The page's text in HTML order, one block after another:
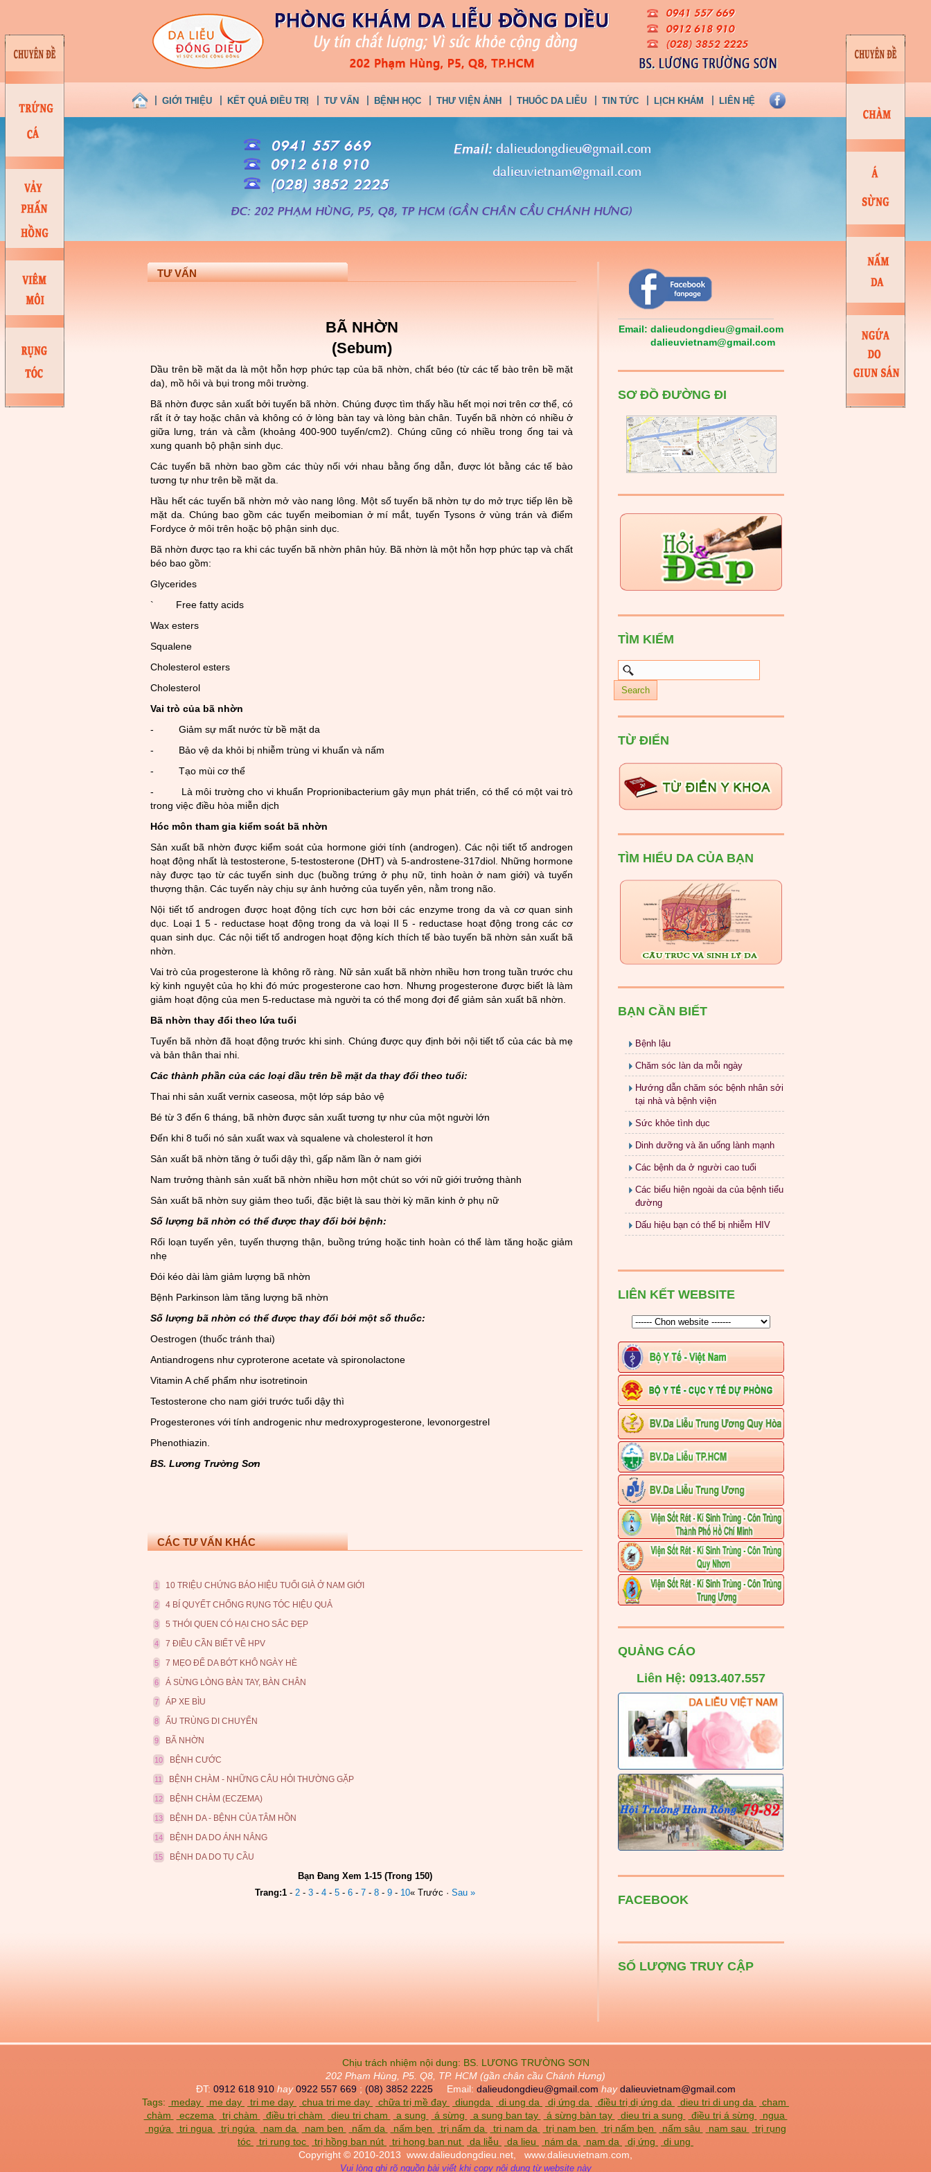
GIỚI THIỆU KẾT QUẢ ĐIỀU TRỊ TƯ VẤN BỆNH HỌC THƯ VIỆN ẢNH THUỐC DA LIỄU TIN TỨC LỊCH KHÁM LIÊN HỆ
TƯ VẤN
BÃ NHỜN
(Sebum)
Dầu trên bề mặt da là một hỗn hợp phức tạp của bã nhờn, chất béo (từ các tế bào trên bề mặt
da), mồ hôi và bụi trong môi trường.
Bã nhờn được sản xuất bởi tuyến bã nhờn. Chúng được tìm thấy hầu hết mọi nơi trên cơ thể, có
rất ít ở tay hoặc chân và không có ở lòng bàn tay và lòng bàn chân. Tuyến bã nhờn có nhiều ở
giữa lưng, trán và cằm (khoảng 400-900 tuyến/cm2). Chúng cũng có nhiều trong ống tai và
xung quanh bộ phận sinh dục.
Các tuyến bã nhờn bao gồm các thùy nối với nhau bằng ống dẫn, được lót bằng các tế bào
tương tự như trên bề mặt da.
Hầu hết các tuyến bã nhờn mở vào nang lông. Một số tuyến bã nhờn tự do mở trực tiếp lên bề
mặt da. Chúng bao gồm các tuyến meibomian ở mí mắt, tuyến Tysons ở vùng trán và điểm
Fordyce ở môi trên hoặc bộ phận sinh dục.
Bã nhờn được tạo ra khi các tuyến bã nhờn phân hủy. Bã nhờn là một hỗn hợp phức tạp và chất
béo bao gồm:
Glycerides
` Free fatty acids
Wax esters
Squalene
Cholesterol esters
Cholesterol
Vai trò của bã nhờn
- Giảm sự mất nước từ bề mặt da
- Bảo vệ da khỏi bị nhiễm trùng vi khuẩn và nấm
- Tạo mùi cơ thể
- Là môi trường cho vi khuẩn Proprionibacterium gây mụn phát triển, có thể có một vai trò
trong việc điều hòa miễn dịch
Hóc môn tham gia kiểm soát bã nhờn
Sản xuất bã nhờn được kiểm soát của hormone giới tính (androgen). Các nội tiết tố androgen
hoạt động nhất là testosterone, 5-testosterone (DHT) và 5-androstene-317diol. Những hormone
này được tạo từ các tuyến sinh dục (buồng trứng ở phụ nữ, tinh hoàn ở nam giới) và tuyến
thượng thận. Các tuyến này chịu sự ảnh hưởng của tuyến yên, nằm trong não.
Nội tiết tố androgen được hoạt động tích cực hơn bởi các enzyme trong da và cơ quan sinh
dục. Loại 1 5 - reductase hoạt động trong da và loại II 5 - reductase hoạt động trong các cơ
quan sinh dục. Các nội tiết tố androgen hoạt động kích thích tế bào tuyến bã nhờn sản xuất bã
nhờn.
Vai trò của progesterone là không rõ ràng. Nữ sản xuất bã nhờn nhiều hơn trong tuần trước chu
kỳ kinh nguyệt của họ khi đó mức progesterone cao hơn. Nhưng progesterone được biết là làm
giảm hoạt động của men 5-reductase mà người ta có thể mong đợi để giảm sản xuất bã nhờn.
Bã nhờn thay đổi theo lứa tuổi
Tuyến bã nhờn đã hoạt động trước khi sinh. Chúng được quy định bởi nội tiết tố của các bà mẹ
và bản thân thai nhi.
Các thành phần của các loại dầu trên bề mặt da thay đổi theo tuổi:
Thai nhi sản xuất vernix caseosa, một lớp sáp bảo vệ
Bé từ 3 đến 6 tháng, bã nhờn được sản xuất tương tự như của một người lớn
Đến khi 8 tuổi nó sản xuất wax và squalene và cholesterol ít hơn
Sản xuất bã nhờn tăng ở tuổi dậy thì, gấp năm lần ở nam giới
Nam trưởng thành sản xuất bã nhờn nhiều hơn một chút so với nữ giới trưởng thành
Sản xuất bã nhờn suy giảm theo tuổi, đặc biệt là sau thời kỳ mãn kinh ở phụ nữ
Số lượng bã nhờn có thể được thay đổi bởi bệnh:
Rối loạn tuyến yên, tuyến thượng thận, buồng trứng hoặc tinh hoàn có thể làm tăng hoặc giảm
nhẹ
Đói kéo dài làm giảm lượng bã nhờn
Bệnh Parkinson làm tăng lượng bã nhờn
Số lượng bã nhờn có thể được thay đổi bởi một số thuốc:
Oestrogen (thuốc tránh thai)
Antiandrogens như cyproterone acetate và spironolactone
Vitamin A chế phẩm như isotretinoin
Testosterone cho nam giới trước tuổi dậy thì
Progesterones với tính androgenic như medroxyprogesterone, levonorgestrel
Phenothiazin.
BS. Lương Trường Sơn
CÁC TƯ VẤN KHÁC
1 10 TRIỆU CHỨNG BÁO HIỆU TUỔI GIÀ Ở NAM GIỚI
2 4 BÍ QUYẾT CHỐNG RỤNG TÓC HIỆU QUẢ
3 5 THÓI QUEN CÓ HẠI CHO SẮC ĐẸP
4 7 ĐIỀU CẦN BIẾT VỀ HPV
5 7 MẸO ĐỂ DA BỚT KHÔ NGÀY HÈ
6 Á SỪNG LÒNG BÀN TAY, BÀN CHÂN
7 ÁP XE BÌU
8 ẤU TRÙNG DI CHUYỂN
9 BÃ NHỜN
10 BỆNH CƯỚC
11 BỆNH CHÀM - NHỮNG CÂU HỎI THƯỜNG GẶP
12 BỆNH CHÀM (ECZEMA)
13 BỆNH DA - BỆNH CỦA TÂM HỒN
14 BỆNH DA DO ÁNH NẮNG
15 BỆNH DA DO TỤ CẦU
Bạn Đang Xem 1-15 (Trong 150)
Trang:1- 2- 3- 4- 5- 6- 7- 8- 9- 10« Trước · Sau »
Email: dalieudongdieu@gmail.com
dalieuvietnam@gmail.com
SƠ ĐỒ ĐƯỜNG ĐI
TÌM KIẾM
TỪ ĐIỂN
TÌM HIỂU DA CỦA BẠN
BẠN CẦN BIẾT
Bệnh lậu
Chăm sóc làn da mỗi ngày
Hướng dẫn chăm sóc bệnh nhân sởi
tại nhà và bệnh viện
Sức khỏe tình dục
Dinh dưỡng và ăn uống lành mạnh
Các bệnh da ở người cao tuổi
Các biểu hiện ngoài da của bệnh tiểu
đường
Dấu hiệu bạn có thể bị nhiễm HIV
LIÊN KẾT WEBSITE
QUẢNG CÁO
Liên Hệ: 0913.407.557
FACEBOOK
SỐ LƯỢNG TRUY CẬP
Chịu trách nhiệm nội dung: BS. LƯƠNG TRƯỜNG SƠN
202 Phạm Hùng, P5. Q8, TP. HCM (gần chân cầu Chánh Hưng)
ĐT: 0912 618 910 hay 0922 557 669; (08) 3852 2225Email: dalieudongdieu@gmail.com haydalieuvietnam@gmail.com
Tags:
meday me day tri me day chua tri me day chữa trị mề đay diungda di ung da dị ứng da điều trị dị ứng da dieu tri di ung da
cham
chàm
eczema trị chàm điều trị chàm dieu tri cham a sung á sừng a sung ban tay á sừng bàn tay dieu tri a sung điều trị á sừng
ngua
ngứa
tri ngua trị ngứa nam da nam ben nấm da nấm bẹn trị nấm da tri nam da trị nam ben trị nấm bẹn nấm sâu nam sau
trị rụng
tóc
tri rung toc trị hồng ban nút tri hong ban nut da liễu da lieu nám da nam da dị ứng
di ung
Copyright © 2010-2013 www.dalieudongdieu.net, www.dalieuvietnam.com,
Vui lòng ghi rõ nguồn bài viết khi copy nội dung từ website này